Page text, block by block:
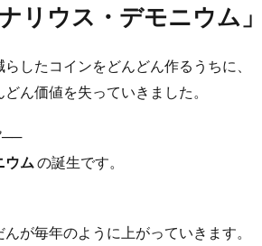
リウス・デモニウム
したコインをどんどん作るうちに、
ん価値を失っていきました。
ウム の誕生です。
が毎年のように上がっていきます。